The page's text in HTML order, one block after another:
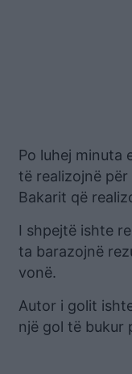
Po luhej minuta
të realizojnë
Bakarit që
I shpejtë ishte
ta barazojnë
vonë.
Autor i golit
një gol të bukur